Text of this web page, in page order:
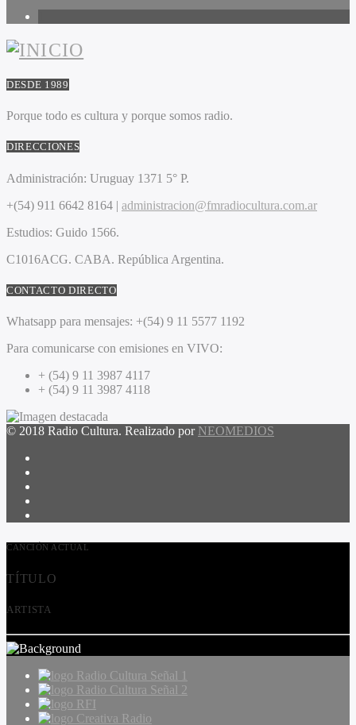
DESDE 1989
Porque todo es cultura y porque somos radio.
DIRECCIONES
Administración: Uruguay 1371 5° P.
+(54) 911 6642 8164 | administracion@fmradiocultura.com.ar
Estudios: Guido 1566.
C1016ACG. CABA. República Argentina.
CONTACTO DIRECTO
Whatsapp para mensajes: +(54) 9 11 5577 1192
Para comunicarse con emisiones en VIVO:
+ (54) 9 11 3987 4117
+ (54) 9 11 3987 4118
© 2018 Radio Cultura. Realizado por NEOMEDIOS
CANCIÓN ACTUAL
TÍTULO
ARTISTA
Radio Cultura Señal 1
Radio Cultura Señal 2
RFI
Creativa Radio